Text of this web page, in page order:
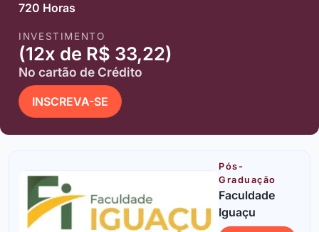
720 Horas
INVESTIMENTO
(12x de R$ 33,22)
No cartão de Crédito
INSCREVA-SE
Pós-
Graduação
Faculdade
Iguaçu